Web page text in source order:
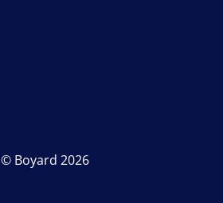
© Boyard 2026